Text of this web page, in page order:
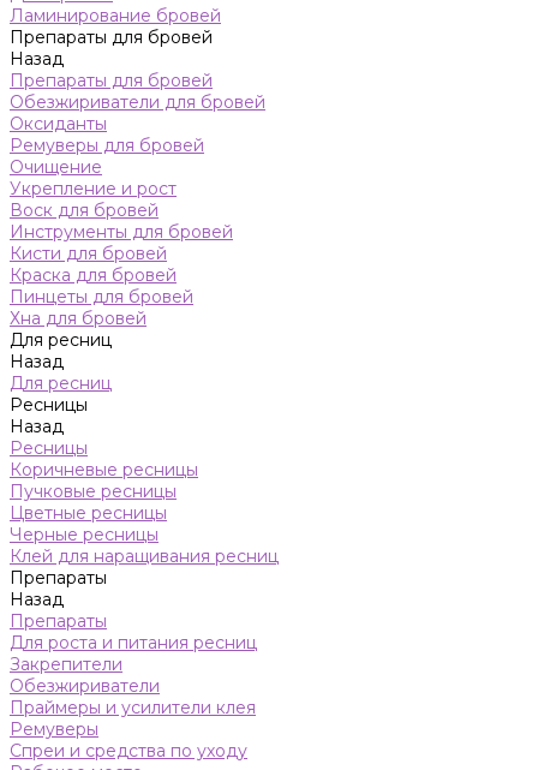
Ламинирование бровей
Препараты для бровей
Назад
Препараты для бровей
Обезжириватели для бровей
Оксиданты
Ремуверы для бровей
Очищение
Укрепление и рост
Воск для бровей
Инструменты для бровей
Кисти для бровей
Краска для бровей
Пинцеты для бровей
Хна для бровей
Для ресниц
Назад
Для ресниц
Ресницы
Назад
Ресницы
Коричневые ресницы
Пучковые ресницы
Цветные ресницы
Черные ресницы
Клей для наращивания ресниц
Препараты
Назад
Препараты
Для роста и питания ресниц
Закрепители
Обезжириватели
Праймеры и усилители клея
Ремуверы
Спреи и средства по уходу